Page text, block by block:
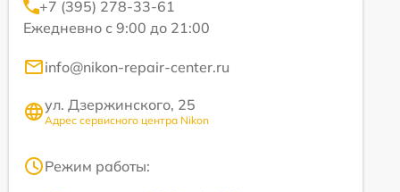
+7 (395) 278-33-61
Ежедневно с 9:00 до 21:00
info@nikon-repair-center.ru
ул. Дзержинского, 25
Адрес сервисного центра Nikon
Режим работы: